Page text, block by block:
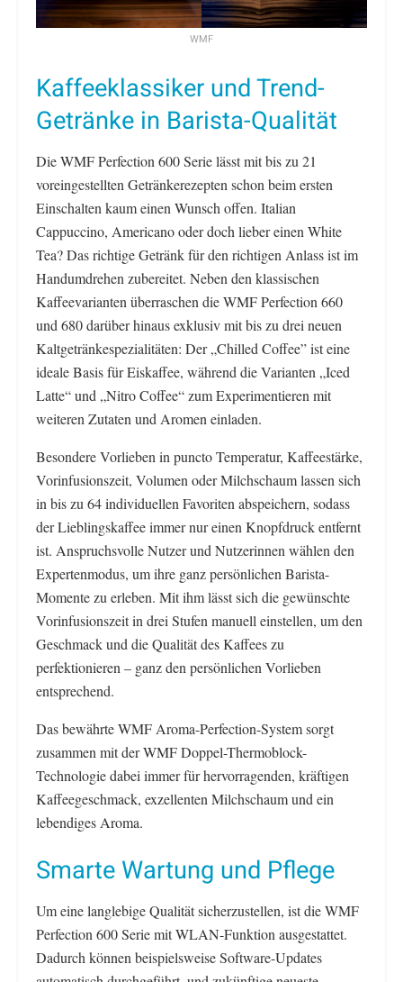
WMF
Kaffeeklassiker und Trend-
Getränke in Barista-Qualität
Die WMF Perfection 600 Serie lässt mit bis zu 21
voreingestellten Getränkerezepten schon beim ersten
Einschalten kaum einen Wunsch offen. Italian
Cappuccino, Americano oder doch lieber einen White
Tea? Das richtige Getränk für den richtigen Anlass ist im
Handumdrehen zubereitet. Neben den klassischen
Kaffeevarianten überraschen die WMF Perfection 660
und 680 darüber hinaus exklusiv mit bis zu drei neuen
Kaltgetränkespezialitäten: Der „Chilled Coffee” ist eine
ideale Basis für Eiskaffee, während die Varianten „Iced
Latte“ und „Nitro Coffee“ zum Experimentieren mit
weiteren Zutaten und Aromen einladen.
Besondere Vorlieben in puncto Temperatur, Kaffeestärke,
Vorinfusionszeit, Volumen oder Milchschaum lassen sich
in bis zu 64 individuellen Favoriten abspeichern, sodass
der Lieblingskaffee immer nur einen Knopfdruck entfernt
ist. Anspruchsvolle Nutzer und Nutzerinnen wählen den
Expertenmodus, um ihre ganz persönlichen Barista-
Momente zu erleben. Mit ihm lässt sich die gewünschte
Vorinfusionszeit in drei Stufen manuell einstellen, um den
Geschmack und die Qualität des Kaffees zu
perfektionieren – ganz den persönlichen Vorlieben
entsprechend.
Das bewährte WMF Aroma-Perfection-System sorgt
zusammen mit der WMF Doppel-Thermoblock-
Technologie dabei immer für hervorragenden, kräftigen
Kaffeegeschmack, exzellenten Milchschaum und ein
lebendiges Aroma.
Smarte Wartung und Pflege
Um eine langlebige Qualität sicherzustellen, ist die WMF
Perfection 600 Serie mit WLAN-Funktion ausgestattet.
Dadurch können beispielsweise Software-Updates